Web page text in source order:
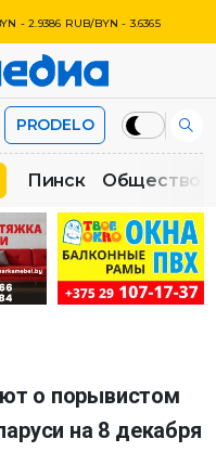
- 2.9386 RUB/BYN - 3.6365
PRODELO
Пинск Общество
о порывистом
на 8 декабря